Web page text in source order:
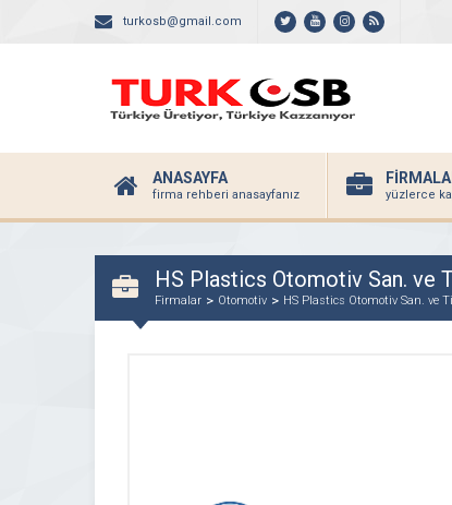
turkosb@gmail.com
ANASAYFA
firma rehberi anasayfanız yüzlerce
HS Plastics Otomotiv San. ve
Firmalar Otomotiv HS Plastics Otomotiv San. ve